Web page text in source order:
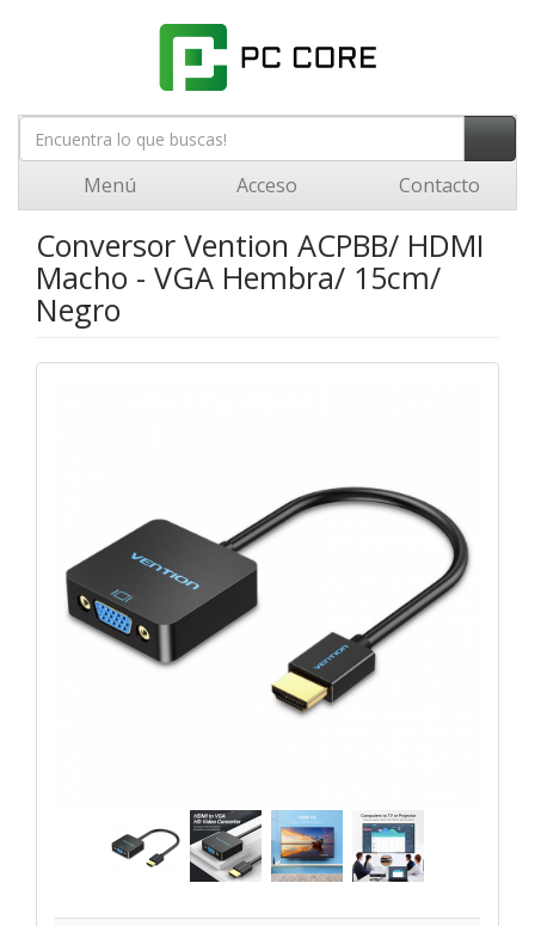
Menú Acceso Contacto
Conversor Vention ACPBB/ HDMI
Macho - VGA Hembra/ 15cm/
Negro